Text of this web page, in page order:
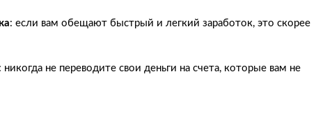
: если вам обещают быстрый и легкий заработок, это скорее
: никогда не переводите свои деньги на счета, которые вам не